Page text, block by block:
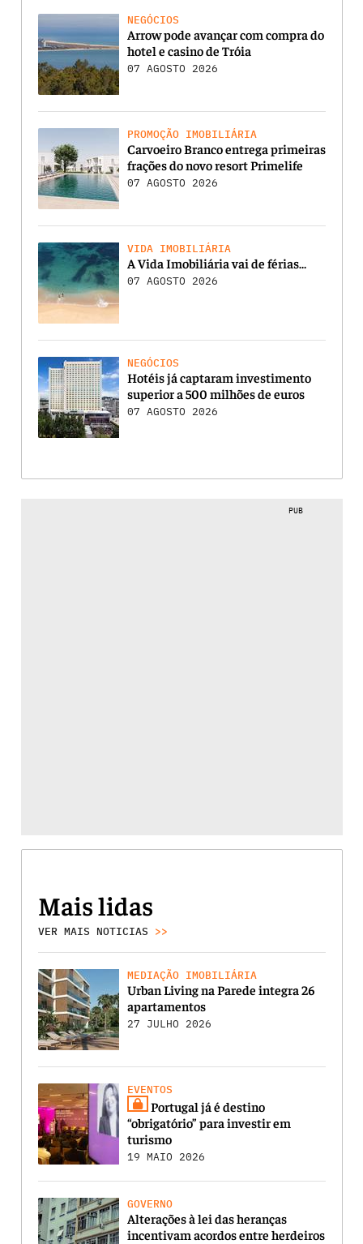
NEGÓCIOS
Arrow pode avançar com compra do
hotel e casino de Tróia
07 AGOSTO 2026
PROMOÇÃO IMOBILIÁRIA
Carvoeiro Branco entrega primeiras
frações do novo resort Primelife
07 AGOSTO 2026
VIDA IMOBILIÁRIA
A Vida Imobiliária vai de férias…
07 AGOSTO 2026
NEGÓCIOS
Hotéis já captaram investimento
superior a 500 milhões de euros
07 AGOSTO 2026
PUB
Mais lidas
VER MAIS NOTICIAS >>
MEDIAÇÃO IMOBILIÁRIA
Urban Living na Parede integra 26
apartamentos
27 JULHO 2026
EVENTOS
Portugal já é destino
“obrigatório” para investir em
turismo
19 MAIO 2026
GOVERNO
Alterações à lei das heranças
incentivam acordos entre herdeiros